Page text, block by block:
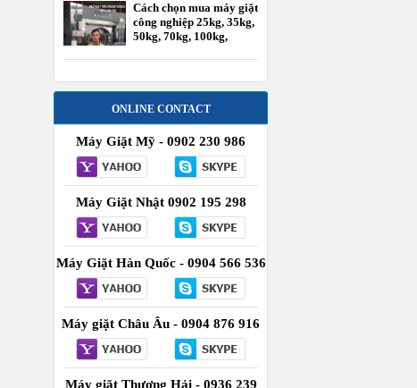
Cách chọn mua máy giặt
công nghiệp 25kg, 35kg,
50kg, 70kg, 100kg,
ONLINE CONTACT
Máy Giặt Mỹ - 0902 230 986
Máy Giặt Nhật 0902 195 298
Máy Giặt Hàn Quốc - 0904 566 536
Máy giặt Châu Âu - 0904 876 916
Máy giặt Thượng Hải - 0936 239